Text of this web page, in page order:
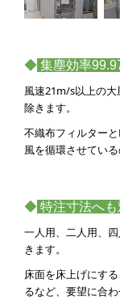
◆ 集塵効率
風速21m/s以上の
除きます。
不織布フィルター
風を循環させてい
◆ 特注寸法へ
一人用、二人用、
きます。
床面を床上げにす
るなど、要望に合